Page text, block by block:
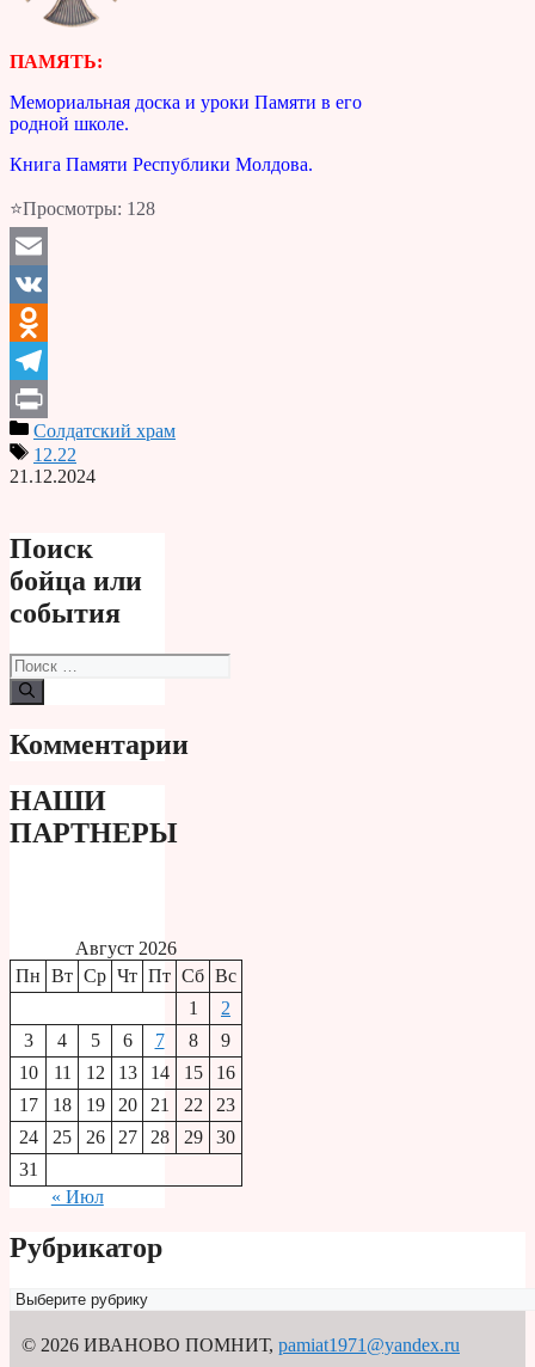
ПАМЯТЬ:
Мемориальная доска и уроки Памяти в его
родной школе.
Книга Памяти Республики Молдова.
⭐Просмотры: 128
Email
VK
Odnoklassniki
Telegram
PrintСолдатский храм
12.22
21.12.2024
Поиск
бойца или
события
Поиск:
Комментарии
НАШИ
ПАРТНЕРЫ
Август 2026
Пн Вт Ср Чт Пт Сб Вс
1
2
3
4 5 6 7 8
9
10
11 12 13 14 15
16
17
18 19 20 21 22
23
24
25 26 27 28 29
30
31
« Июл
Рубрикатор
Рубрикатор
© 2026 ИВАНОВО ПОМНИТ, pamiat1971@yandex.ru